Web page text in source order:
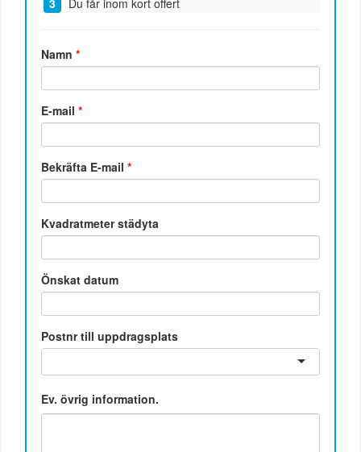
Namn*
E-mail*
Bekräfta E-mail*
Kvadratmeter städyta
Önskat datum
Postnr till uppdragsplats
Ev. övrig information.